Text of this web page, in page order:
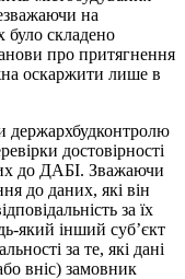
на
було складено
про притягнення
оскаржити лише в
держархбудконтролю
достовірності
до ДАБІ. Зважаючи
до даних, які він
за їх
який інший суб’єкт
за те, які дані
вніс) замовник